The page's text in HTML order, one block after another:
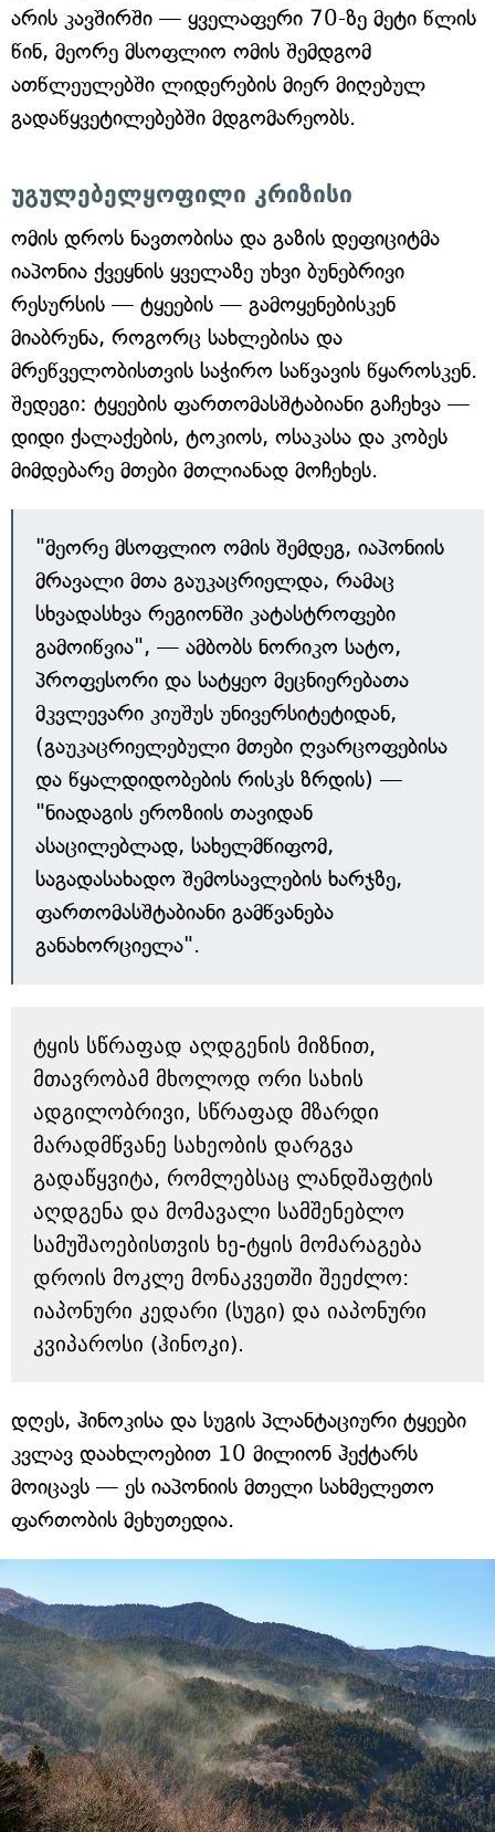
არის კავშირში — ყველაფერი 70-ზე მეტი წლის
წინ, მეორე მსოფლიო ომის შემდგომ
ათწლეულებში ლიდერების მიერ მიღებულ
გადაწყვეტილებებში მდგომარეობს.
უგულებელყოფილი კრიზისი
ომის დროს ნავთობისა და გაზის დეფიციტმა
იაპონია ქვეყნის ყველაზე უხვი ბუნებრივი
რესურსის — ტყეების — გამოყენებისკენ
მიაბრუნა, როგორც სახლებისა და
მრეწველობისთვის საჭირო საწვავის წყაროსკენ.
შედეგი: ტყეების ფართომასშტაბიანი გაჩეხვა —
დიდი ქალაქების, ტოკიოს, ოსაკასა და კობეს
მიმდებარე მთები მთლიანად მოჩეხეს.
"მეორე მსოფლიო ომის შემდეგ, იაპონიის
მრავალი მთა გაუკაცრიელდა, რამაც
სხვადასხვა რეგიონში კატასტროფები
გამოიწვია", — ამბობს ნორიკო სატო,
პროფესორი და სატყეო მეცნიერებათა
მკვლევარი კიუშუს უნივერსიტეტიდან,
(გაუკაცრიელებული მთები ღვარცოფებისა
და წყალდიდობების რისკს ზრდის) —
"ნიადაგის ეროზიის თავიდან
ასაცილებლად, სახელმწიფომ,
საგადასახადო შემოსავლების ხარჯზე,
ფართომასშტაბიანი გამწვანება
განახორციელა".
ტყის სწრაფად აღდგენის მიზნით,
მთავრობამ მხოლოდ ორი სახის
ადგილობრივი, სწრაფად მზარდი
მარადმწვანე სახეობის დარგვა
გადაწყვიტა, რომლებსაც ლანდშაფტის
აღდგენა და მომავალი სამშენებლო
სამუშაოებისთვის ხე-ტყის მომარაგება
დროის მოკლე მონაკვეთში შეეძლო:
იაპონური კედარი (სუგი) და იაპონური
კვიპაროსი (ჰინოკი).
დღეს, ჰინოკისა და სუგის პლანტაციური ტყეები
კვლავ დაახლოებით 10 მილიონ ჰექტარს
მოიცავს — ეს იაპონიის მთელი სახმელეთო
ფართობის მეხუთედია.